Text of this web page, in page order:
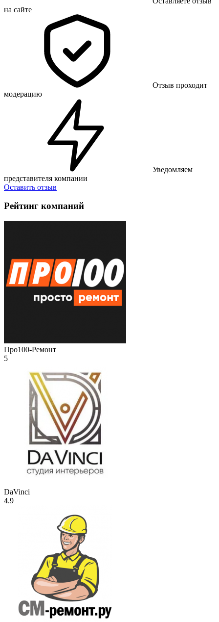
на сайте
Отзыв проходит
модерацию
Уведомляем
представителя компании
Оставить отзыв
Рейтинг компаний
Про100-Ремонт
5
DaVinci
4.9